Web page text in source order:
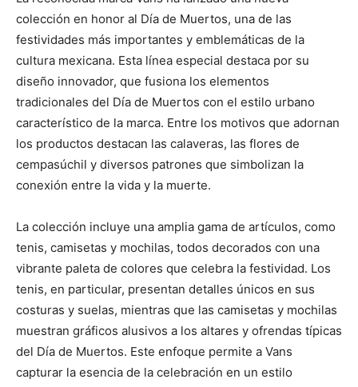
colección en honor al Día de Muertos, una de las
festividades más importantes y emblemáticas de la
cultura mexicana. Esta línea especial destaca por su
diseño innovador, que fusiona los elementos
tradicionales del Día de Muertos con el estilo urbano
característico de la marca. Entre los motivos que adornan
los productos destacan las calaveras, las flores de
cempasúchil y diversos patrones que simbolizan la
conexión entre la vida y la muerte.
La colección incluye una amplia gama de artículos, como
tenis, camisetas y mochilas, todos decorados con una
vibrante paleta de colores que celebra la festividad. Los
tenis, en particular, presentan detalles únicos en sus
costuras y suelas, mientras que las camisetas y mochilas
muestran gráficos alusivos a los altares y ofrendas típicas
del Día de Muertos. Este enfoque permite a Vans
capturar la esencia de la celebración en un estilo